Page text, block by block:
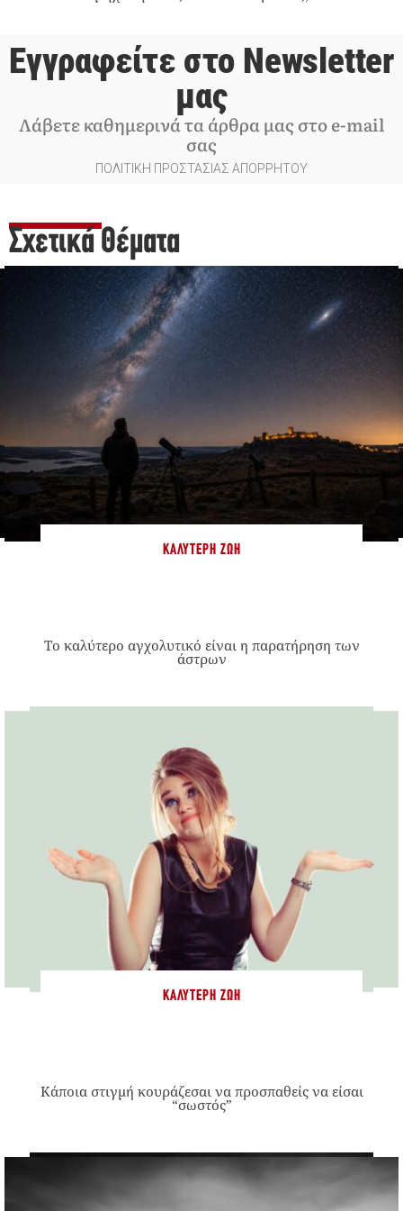
Εγγραφείτε στο Newsletter
μας
Λάβετε καθημερινά τα άρθρα μας στο e-mail
σας
ΠΟΛΙΤΙΚΗ ΠΡΟΣΤΑΣΙΑΣ ΑΠΟΡΡΗΤΟΥ
Σχετικά Θέματα
ΚΑΛΎΤΕΡΗ ΖΩΉ
Το καλύτερο αγχολυτικό είναι η παρατήρηση των
άστρων
ΚΑΛΎΤΕΡΗ ΖΩΉ
Κάποια στιγμή κουράζεσαι να προσπαθείς να είσαι
“σωστός”